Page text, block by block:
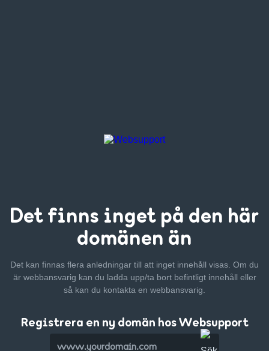
Det finns inget på den här
domänen än
Det kan finnas flera anledningar till att inget innehåll visas. Om du
är webbansvarig kan du ladda upp/ta bort befintligt innehåll eller
så kan du kontakta en webbansvarig.
Registrera en ny domän hos Websupport